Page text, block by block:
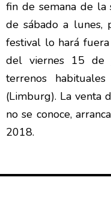
fin de semana de la
de sábado a lunes,
festival lo hará fuera
del viernes 15
terrenos
(Limburg). La venta
no se conoce,
2018.